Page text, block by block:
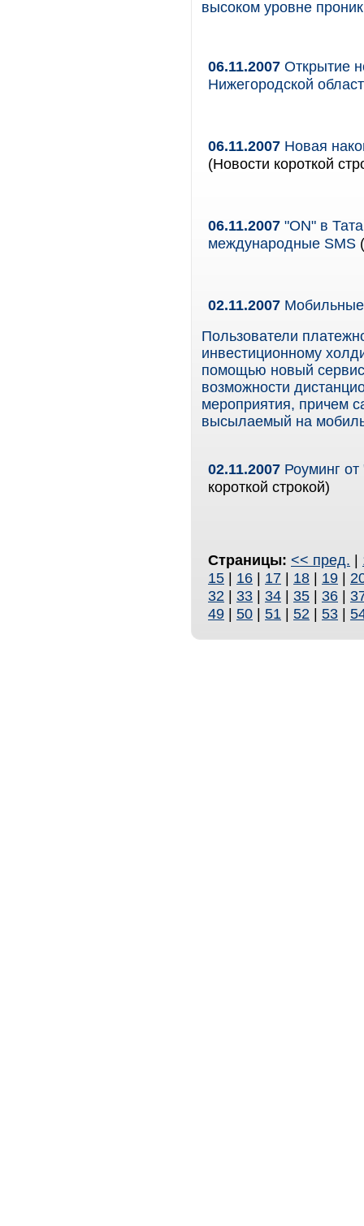
высоком уровне
06.11.2007 Открытие
Нижегородской
06.11.2007 Новая
(Новости короткой
06.11.2007 "ON" в
международные SMS
02.11.2007 Мобильные
Пользователи
инвестиционному
помощью новый
возможности
мероприятия, причем
высылаемый на
02.11.2007 Роуминг
короткой строкой)
Страницы: << пред. |
15 | 16 | 17 | 18 | 19 |
32 | 33 | 34 | 35 | 36 |
49 | 50 | 51 | 52 | 53 |